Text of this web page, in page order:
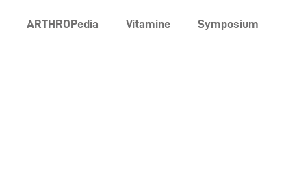
ARTHROPedia Vitamine Symposium